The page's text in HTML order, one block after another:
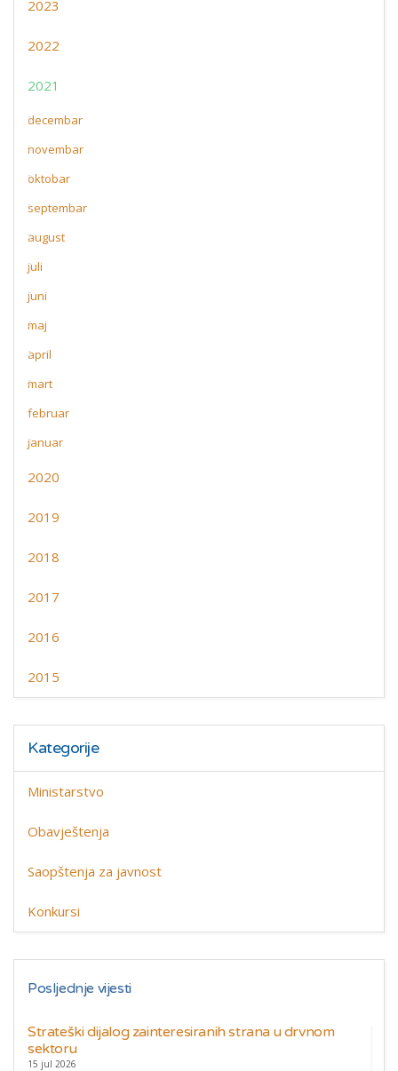
2023
2022
2021
decembar
novembar
oktobar
septembar
august
juli
juni
maj
april
mart
februar
januar
2020
2019
2018
2017
2016
2015
Kategorije
Ministarstvo
Obavještenja
Saopštenja za javnost
Konkursi
Posljednje vijesti
Strateški dijalog zainteresiranih strana u drvnom
sektoru
15 jul 2026